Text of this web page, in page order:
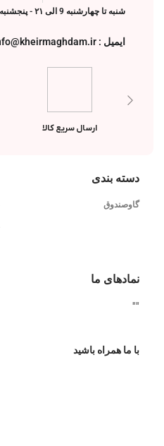
شنبه تا چهارشنبه 9 الی ۲۱ - پنجشنبه 9 الی 17
ایمیل : info@kheirmaghdam.ir
ارسال سریع کالا
دسته بندی
گاوصندوق
نمادهای ما
"
"
با ما همراه باشید